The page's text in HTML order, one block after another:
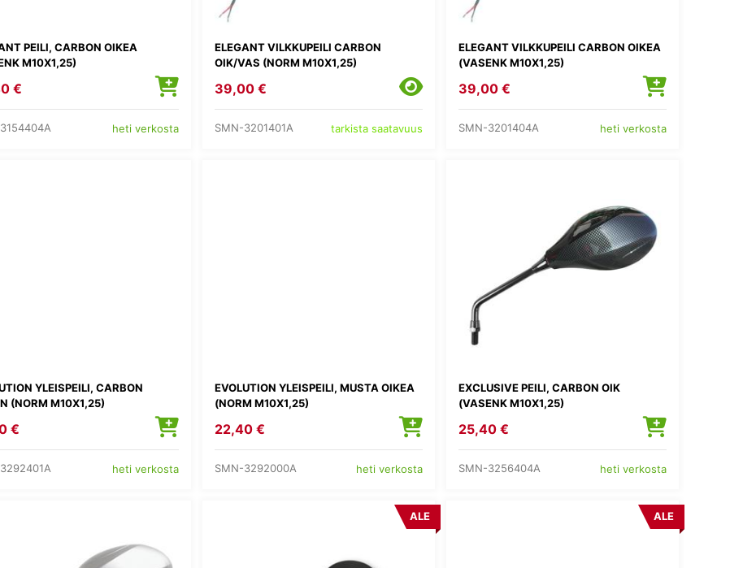
PEILI, CARBON OIKEA
M10X1,25)
€
heti verkosta
ELEGANT VILKKUPEILI CARBON
OIK/VAS (NORM M10X1,25)
39,00 €
SMN-3201401A tarkista saatavuus
ELEGANT VILKKUPEILI CARBON OIKEA
(VASENK M10X1,25)
39,00 €
SMN-3201404A heti verkosta
YLEISPEILI, CARBON
(NORM M10X1,25)
€
heti verkosta
EVOLUTION YLEISPEILI, MUSTA OIKEA
(NORM M10X1,25)
22,40 €
SMN-3292000A heti verkosta
EXCLUSIVE PEILI, CARBON OIK
(VASENK M10X1,25)
25,40 €
SMN-3256404A heti verkosta
ALE ALE